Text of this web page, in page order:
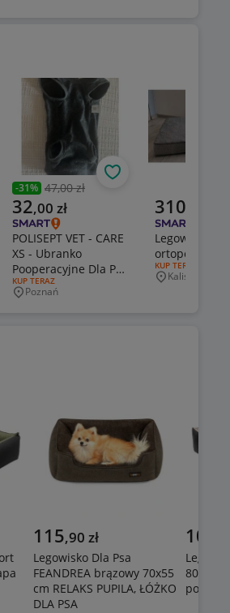
Poprzednia cena
-31% 47,00 zł
Aktualna cena
32,00 zł
POLISEPT VET - CARE
XS - Ubranko
Pooperacyjne Dla Psa
i Kota
RODZAJ OFERTY:
KUP TERAZ
Miejscowość
Poznań
Obserwuj
Aktualna cena
310
Legowisko
ortopedyczne
RODZAJ OFERTY:
KUP TERAZ
Miejscowość
Kalisz
115,90 zł
Legowisko Dla Psa
FEANDREA brązowy 70x55
cm RELAKS PUPILA, ŁÓŻKO
DLA PSA
104
80x65 L